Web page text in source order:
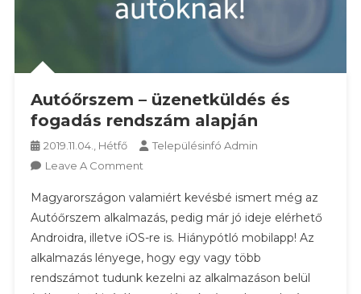
Autóőrszem – üzenetküldés és
fogadás rendszám alapján
2019.11.04., Hétfő
Településinfó Admin
Leave A CommentOn
–
Üzenetküldés
És
Fogadás
Rendszám
Magyarországon valamiért kevésbé ismert még az
Autóőrszem alkalmazás, pedig már jó ideje elérhető
Androidra, illetve iOS-re is. Hiánypótló mobilapp! Az
alkalmazás lényege, hogy egy vagy több
rendszámot tudunk kezelni az alkalmazáson belül